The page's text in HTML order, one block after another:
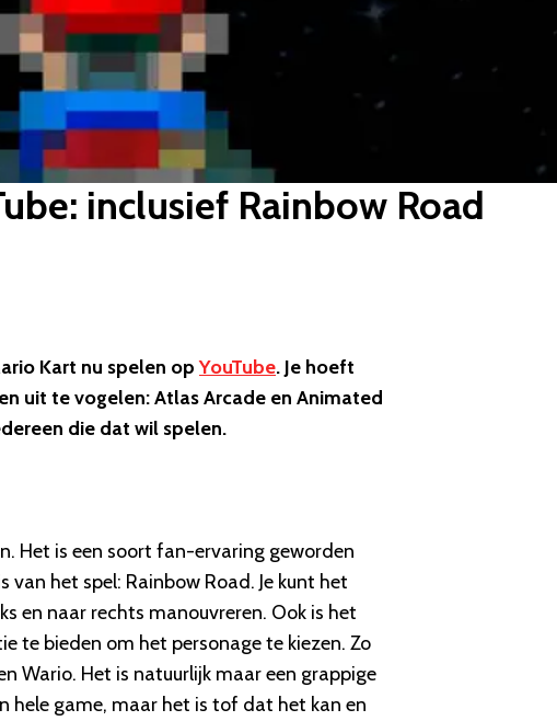
inclusief Rainbow Road
Kart nu spelen opYouTube. Je hoeft
uit te vogelen: Atlas Arcade en Animated
die dat wil spelen.
Het is een soort fan-ervaring geworden
het spel: Rainbow Road. Je kunt het
en naar rechts manouvreren. Ook is het
te bieden om het personage te kiezen. Zo
Wario. Het is natuurlijk maar een grappige
hele game, maar het is tof dat het kan en